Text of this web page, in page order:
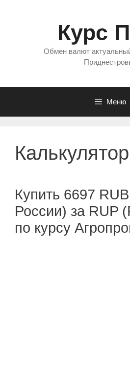
Курс
Обмен валют
Меню
Купить 6697
России) за RUP
по курсу